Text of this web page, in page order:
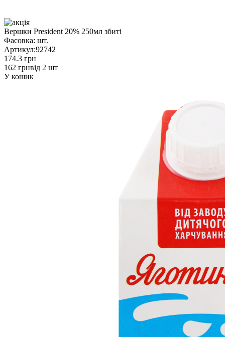
Вершки President 20% 250мл збиті
Фасовка: шт.
Артикул:92742
174.3 грн
162 грнвід 2 шт
У кошик